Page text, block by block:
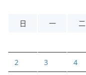
日
一 二
2 3 4